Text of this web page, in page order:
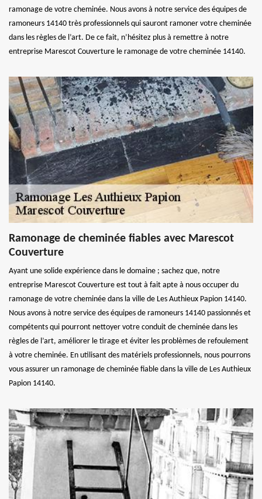
ramonage de votre cheminée. Nous avons à notre service des équipes de
ramoneurs 14140 très professionnels qui sauront ramoner votre cheminée
dans les règles de l’art. De ce fait, n’hésitez plus à remettre à notre
entreprise Marescot Couverture le ramonage de votre cheminée 14140.
Ramonage de cheminée fiables avec Marescot
Couverture
Ayant une solide expérience dans le domaine ; sachez que, notre
entreprise Marescot Couverture est tout à fait apte à nous occuper du
ramonage de votre cheminée dans la ville de Les Authieux Papion 14140.
Nous avons à notre service des équipes de ramoneurs 14140 passionnés et
compétents qui pourront nettoyer votre conduit de cheminée dans les
règles de l’art, améliorer le tirage et éviter les problèmes de refoulement
à votre cheminée. En utilisant des matériels professionnels, nous pourrons
vous assurer un ramonage de cheminée fiable dans la ville de Les Authieux
Papion 14140.